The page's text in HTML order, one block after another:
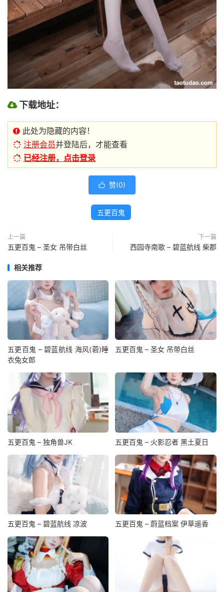
下载地址：
此处为隐藏的内容！
注册会员并登陆后，才能查看
已经注册，点击登录
 赞(0)
五更百鬼
上一篇
五更百鬼 – 圣女 吊带白丝
下一篇
西园寺南歌 – 碧蓝航线 柴郡
相关推荐
五更百鬼 – 碧蓝航线 海风(菪)睡
衣兔女郎
五更百鬼 – 圣女 吊带白丝
五更百鬼 – 独角兽JK 五更百鬼 – 火影忍者 黑土夏日
五更百鬼 – 碧蓝航线 凉波 五更百鬼 – 蔚蓝档案 伊草遥香